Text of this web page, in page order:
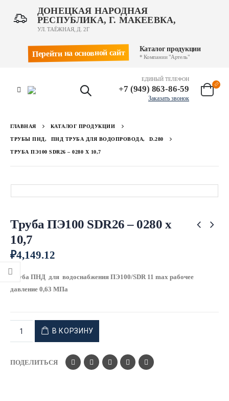
ДОНЕЦКАЯ НАРОДНАЯ
РЕСПУБЛИКА, Г. МАКЕЕВКА,
УЛ. ТАЁЖНАЯ, Д. 2Г
Перейти на основной сайт Каталог продукции
* Компании "Артель"
ЕДИНЫЙ ТЕЛЕФОН
+7 (949) 863-86-59
Заказать звонок
ГЛАВНАЯ КАТАЛОГ ПРОДУКЦИИ
ТРУБЫ ПНД, ПНД ТРУБА ДЛЯ ВОДОПРОВОДА, D.280
ТРУБА ПЭ100 SDR26 – 0280 Х 10,7
Труба ПЭ100 SDR26 – 0280 х
10,7
₽4,149.12
Труба ПНД для водоснабжения ПЭ100/SDR 11 max рабочее
давление 0,63 МПа
В КОРЗИНУ
ПОДЕЛИТЬСЯ